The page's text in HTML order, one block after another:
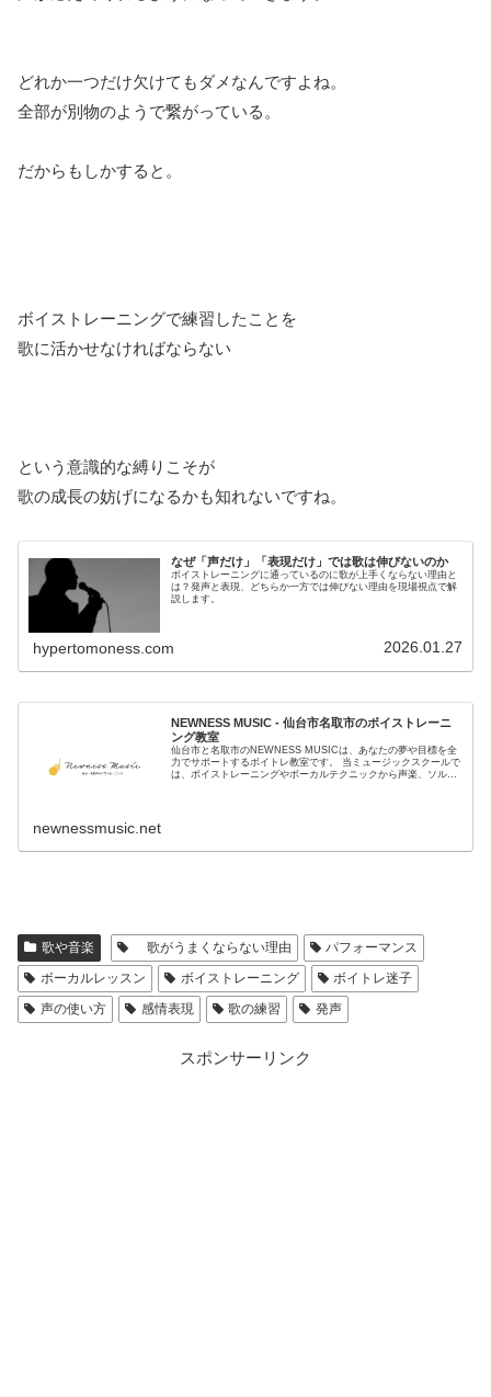
どれか一つだけ欠けてもダメなんですよね。
全部が別物のようで繋がっている。
だからもしかすると。
ボイストレーニングで練習したことを
歌に活かせなければならない
という意識的な縛りこそが
歌の成長の妨げになるかも知れないですね。
なぜ「声だけ」「表現だけ」では歌は伸びないのか
ボイストレーニングに通っているのに歌が上手くならない理由と
は？発声と表現、どちらか一方では伸びない理由を現場視点で解
説します。
hypertomoness.com 2026.01.27
NEWNESS MUSIC - 仙台市名取市のボイストレーニ
ング教室
仙台市と名取市のNEWNESS MUSICは、あなたの夢や目標を全
力でサポートするボイトレ教室です。 当ミュージックスクールで
は、ボイストレーニングやボーカルテクニックから声楽、ソルフ
newnessmusic.net
歌や音楽 歌がうまくならない理由
パフォーマンス
ボーカルレッスン
ボイストレーニング
ボイトレ迷子
声の使い方
感情表現 歌の練習 発声
スポンサーリンク